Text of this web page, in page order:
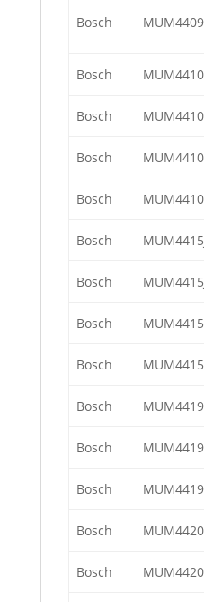
Bosch
Bosch
Bosch
Bosch
Bosch
Bosch
Bosch
Bosch
Bosch
Bosch
Bosch
Bosch
Bosch
Bosch